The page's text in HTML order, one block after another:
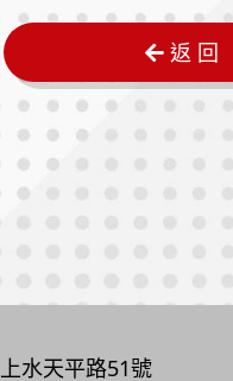
返 回
上水天平路51號